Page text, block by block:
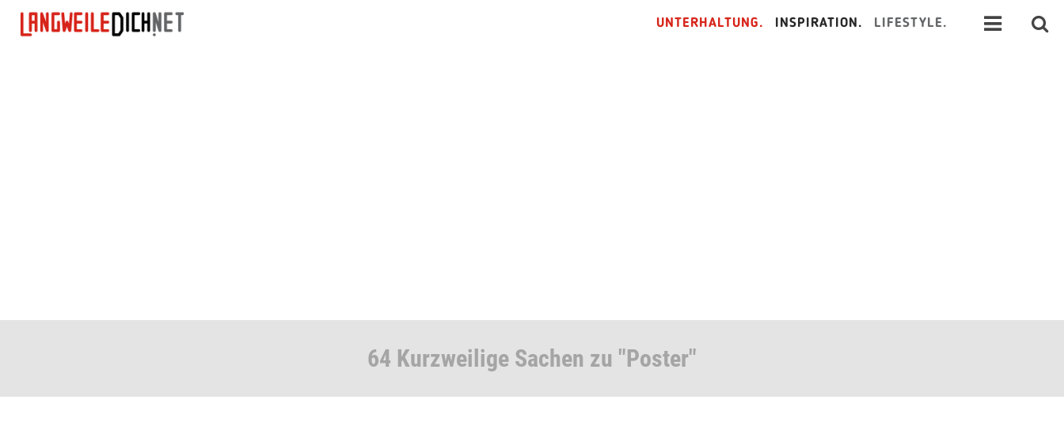
UNTERHALTUNG. INSPIRATION. LIFESTYLE.
64 Kurzweilige Sachen zu "Poster"